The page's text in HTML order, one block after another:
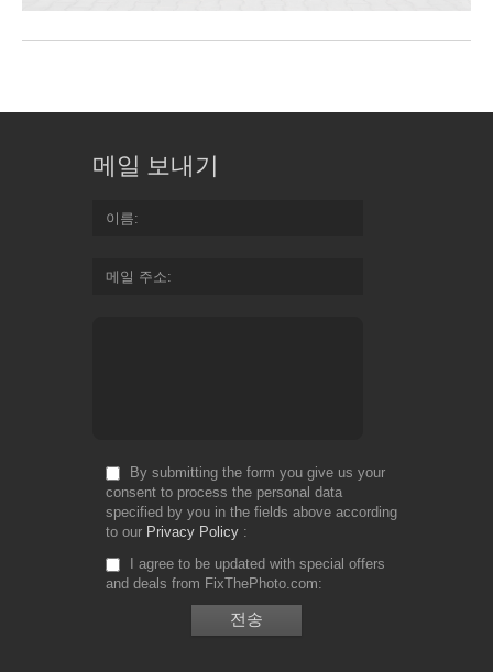
메일 보내기
이름
메일 주소
By submitting the form you give us your
consent to process the personal data
specified by you in the fields above according
to our Privacy Policy
I agree to be updated with special offers
and deals from FixThePhoto.com